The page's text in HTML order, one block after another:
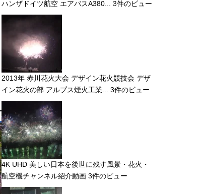
ハンザドイツ航空 エアバスA380...
3件のビュー
2013年 赤川花火大会 デザイン花火競技会 デザ
イン花火の部 アルプス煙火工業...
3件のビュー
4K UHD 美しい日本を後世に残す風景・花火・
航空機チャンネル紹介動画 3件のビュー